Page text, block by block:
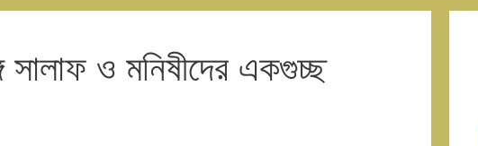
সালাফ ও মনিষীদের একগুচ্ছ